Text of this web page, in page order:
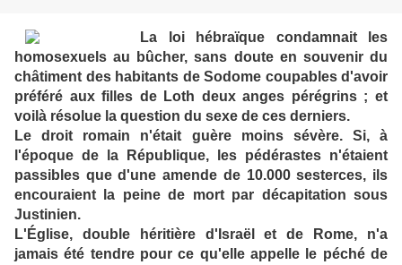
La loi hébraïque condamnait les
homosexuels au bûcher, sans doute en souvenir du
châtiment des habitants de Sodome coupables d'avoir
préféré aux filles de Loth deux anges pérégrins ; et
voilà résolue la question du sexe de ces derniers.
Le droit romain n'était guère moins sévère. Si, à
l'époque de la République, les pédérastes n'étaient
passibles que d'une amende de 10.000 sesterces, ils
encouraient la peine de mort par décapitation sous
Justinien.
L'Église, double héritière d'Israël et de Rome, n'a
jamais été tendre pour ce qu'elle appelle le péché de